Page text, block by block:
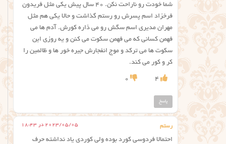
شما خودت رو ناراحت نکن. ۴۰ سال پیش یکی مثل فریدون
فرخزاد اسم پسرش رو رستم گذاشت و حالا یکی هم مثل
مهران مدیری اسم سگش رو می ذاره کورش. آدم ها می
فهمن کسانی که می فهمن سکوت می کنن و یه روزی این
سکوت ها می ترکد و موج انفجارش جیره خور ها و ظالمین را
کر و کور می کند.
4
0
پاسخ
رستم 2023/05/05 در 18:43
احتمالا فردوسی کورد بوده ولی کوردی یاد نداشته حرف